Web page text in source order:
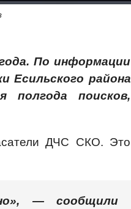
По информации
Есильского района
полгода поисков,
ДЧС СКО. Это
— сообщили